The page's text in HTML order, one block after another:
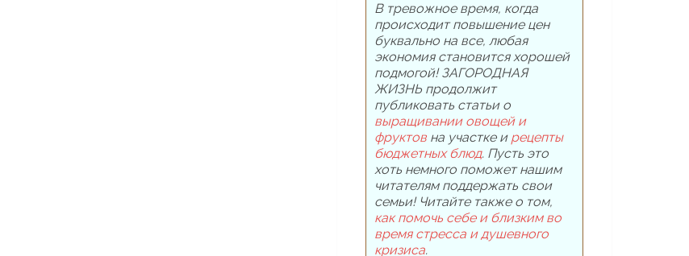
В тревожное время, когда
происходит повышение цен
буквально на все, любая
экономия становится хорошей
подмогой! ЗАГОРОДНАЯ
ЖИЗНЬ продолжит
публиковать статьи о
выращивании овощей и
фруктов на участке и рецепты
бюджетных блюд. Пусть это
хоть немного поможет нашим
читателям поддержать свои
семьи! Читайте также о том,
как помочь себе и близким во
время стресса и душевного
кризиса.